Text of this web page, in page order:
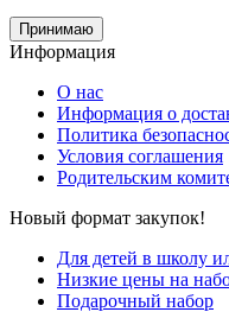
Принимаю
Информация
О нас
Информация о
Политика
Условия соглашения
Родительским
Новый формат закупок!
Для детей в школу
Низкие цены на
Подарочный набор